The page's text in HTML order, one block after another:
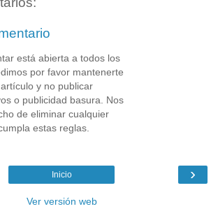
está abierta a todos los
por favor mantenerte
y no publicar
o publicidad basura. Nos
de eliminar cualquier
estas reglas.
›
Inicio
Ver versión web